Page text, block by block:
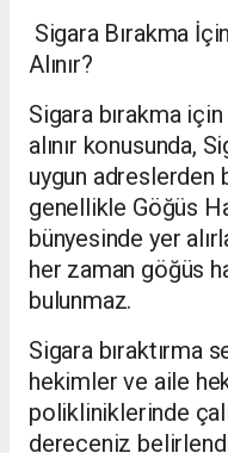
Sigara Bırakma
Alınır?
Sigara bırakma
alınır konusunda,
uygun adreslerden
genellikle Göğüs
bünyesinde yer
her zaman göğüs
bulunmaz.
Sigara bıraktırma
hekimler ve aile
polikliniklerinde
dereceniz